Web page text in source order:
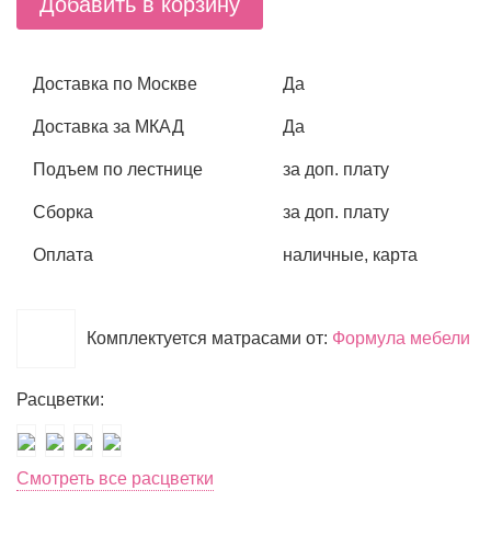
Доставка по Москве Да
Доставка за МКАД Да
Подъем по лестнице за доп. плату
Сборка за доп. плату
Оплата наличные, карта
Комплектуется матрасами от: Формула мебели
Расцветки:
Смотреть все расцветки